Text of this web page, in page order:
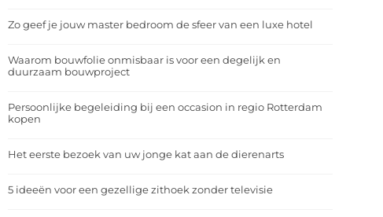
Zo geef je jouw master bedroom de sfeer van een luxe hotel
Waarom bouwfolie onmisbaar is voor een degelijk en
duurzaam bouwproject
Persoonlijke begeleiding bij een occasion in regio Rotterdam
kopen
Het eerste bezoek van uw jonge kat aan de dierenarts
5 ideeën voor een gezellige zithoek zonder televisie